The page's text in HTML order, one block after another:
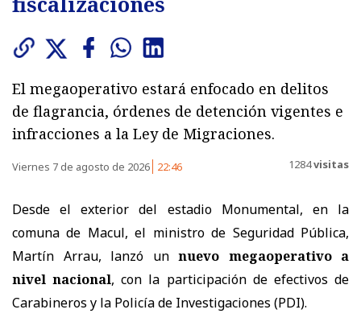
El megaoperativo estará enfocado en delitos
de flagrancia, órdenes de detención vigentes e
infracciones a la Ley de Migraciones.
Viernes 7 de agosto de 2026 22:46 1284visitas
Desde el exterior del estadio Monumental, en la
comuna de Macul, el ministro de Seguridad Pública,
Martín Arrau, lanzó un nuevo megaoperativo a
nivel nacional, con la participación de efectivos de
Carabineros y la Policía de Investigaciones (PDI).